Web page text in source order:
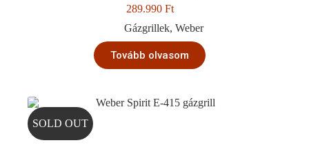
289.990 Ft
Gázgrillek, Weber
Tovább olvasom
SOLD OUT